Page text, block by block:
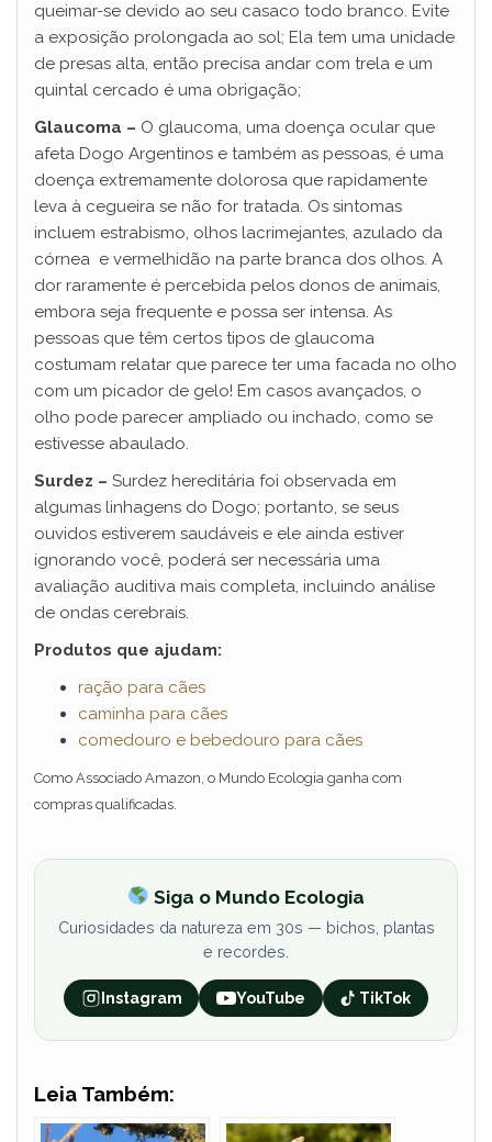
queimar-se devido ao seu casaco todo branco. Evite
a exposição prolongada ao sol; Ela tem uma unidade
de presas alta, então precisa andar com trela e um
quintal cercado é uma obrigação;
Glaucoma – O glaucoma, uma doença ocular que
afeta Dogo Argentinos e também as pessoas, é uma
doença extremamente dolorosa que rapidamente
leva à cegueira se não for tratada. Os sintomas
incluem estrabismo, olhos lacrimejantes, azulado da
córnea e vermelhidão na parte branca dos olhos. A
dor raramente é percebida pelos donos de animais,
embora seja frequente e possa ser intensa. As
pessoas que têm certos tipos de glaucoma
costumam relatar que parece ter uma facada no olho
com um picador de gelo! Em casos avançados, o
olho pode parecer ampliado ou inchado, como se
estivesse abaulado.
Surdez – Surdez hereditária foi observada em
algumas linhagens do Dogo; portanto, se seus
ouvidos estiverem saudáveis ​​e ele ainda estiver
ignorando você, poderá ser necessária uma
avaliação auditiva mais completa, incluindo análise
de ondas cerebrais.
Produtos que ajudam:
ração para cães
caminha para cães
comedouro e bebedouro para cães
Como Associado Amazon, o Mundo Ecologia ganha com
compras qualificadas.
Siga o Mundo Ecologia
Curiosidades da natureza em 30s — bichos, plantas
e recordes.
Instagram YouTube TikTok
Leia Também: